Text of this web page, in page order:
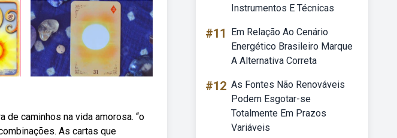
de caminhos na vida amorosa. “o
As cartas que
Instrumentos E Técnicas
#11
Em Relação Ao Cenário
Energético Brasileiro Marque
A Alternativa Correta
#12 As Fontes Não Renováveis
Podem Esgotar-se
Totalmente Em Prazos
Variáveis